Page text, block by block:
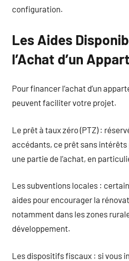
configuration.
Les Aides
l’Achat d’un
Pour financer l’achat d’un
peuvent faciliter votre projet.
Le prêt à taux zéro (PTZ) :
accédants, ce prêt sans
une partie de l’achat, en
Les subventions locales :
aides pour encourager la
notamment dans les zones
développement.
Les dispositifs fiscaux : si vous